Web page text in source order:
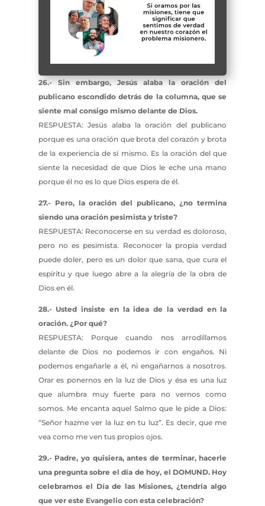
26.- Sin embargo, Jesús alaba la oración del
publicano escondido detrás de la columna, que se
siente mal consigo mismo delante de Dios.
RESPUESTA: Jesús alaba la oración del publicano
porque es una oración que brota del corazón y brota
de la experiencia de sí mismo. Es la oración del que
siente la necesidad de que Dios le eche una mano
porque él no es lo que Dios espera de él.
27.- Pero, la oración del publicano, ¿no termina
siendo una oración pesimista y triste?
RESPUESTA: Reconocerse en su verdad es doloroso,
pero no es pesimista. Reconocer la propia verdad
puede doler, pero es un dolor que sana, que cura el
espíritu y que luego abre a la alegría de la obra de
Dios en él.
28.- Usted insiste en la idea de la verdad en la
oración. ¿Por qué?
RESPUESTA: Porque cuando nos arrodillamos
delante de Dios no podemos ir con engaños. Ni
podemos engañarle a él, ni engañarnos a nosotros.
Orar es ponernos en la luz de Dios y ésa es una luz
que alumbra muy fuerte para no vernos como
somos. Me encanta aquel Salmo que le pide a Dios:
“Señor hazme ver la luz en tu luz”. Es decir, que me
vea como me ven tus propios ojos.
29.- Padre, yo quisiera, antes de terminar, hacerle
una pregunta sobre el día de hoy, el DOMUND. Hoy
celebramos el Día de las Misiones, ¿tendría algo
que ver este Evangelio con esta celebración?